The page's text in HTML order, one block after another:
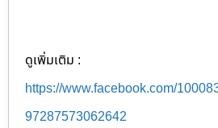
ดูเพิ่มเติม :
https://www.facebook.com/
97287573062642